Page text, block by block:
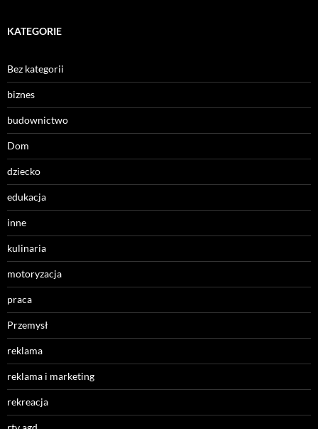
KATEGORIE
Bez kategorii
biznes
budownictwo
Dom
dziecko
edukacja
inne
kulinaria
motoryzacja
praca
Przemysł
reklama
reklama i marketing
rekreacja